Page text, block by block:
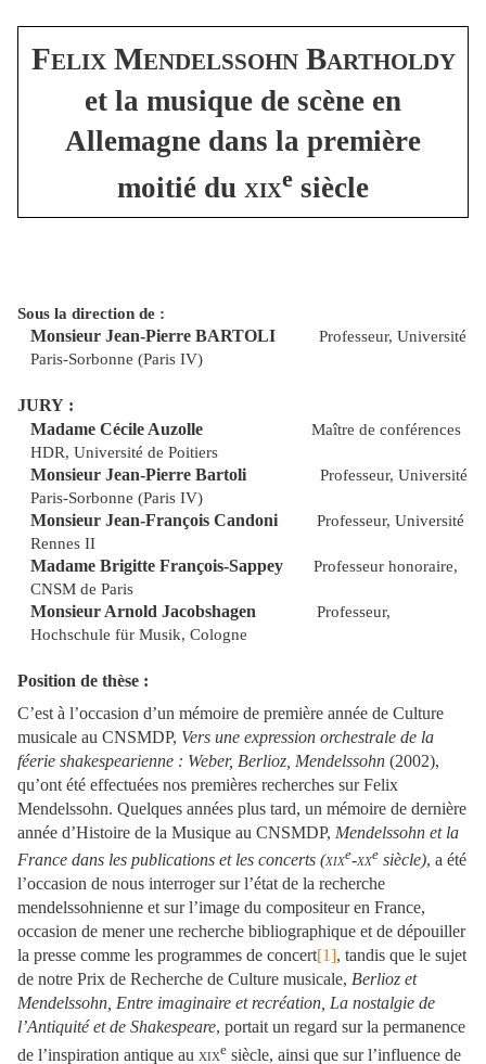
Felix Mendelssohn Bartholdy
et la musique de scène en
Allemagne dans la première
moitié du xixe siècle
Sous la direction de :
Monsieur Jean-Pierre BARTOLI
Professeur, Université
Paris-Sorbonne (Paris IV)
JURY :
Madame Cécile Auzolle
Maître de conférences
HDR, Université de Poitiers
Monsieur Jean-Pierre Bartoli
Professeur, Université
Paris-Sorbonne (Paris IV)
Monsieur Jean-François Candoni
Professeur, Université
Rennes II
Madame Brigitte François-Sappey
Professeur honoraire,
CNSM de Paris
Monsieur Arnold Jacobshagen
Professeur,
Hochschule für Musik, Cologne
Position de thèse :
C’est à l’occasion d’un mémoire de première année de Culture
musicale au CNSMDP, Vers une expression orchestrale de la
féerie shakespearienne : Weber, Berlioz, Mendelssohn (2002),
qu’ont été effectuées nos premières recherches sur Felix
Mendelssohn. Quelques années plus tard, un mémoire de dernière
année d’Histoire de la Musique au CNSMDP, Mendelssohn et la
France dans les publications et les concerts (xixe-xxe siècle), a été
l’occasion de nous interroger sur l’état de la recherche
mendelssohnienne et sur l’image du compositeur en France,
occasion de mener une recherche bibliographique et de dépouiller
la presse comme les programmes de concert[1], tandis que le sujet
de notre Prix de Recherche de Culture musicale, Berlioz et
Mendelssohn, Entre imaginaire et recréation, La nostalgie de
l’Antiquité et de Shakespeare, portait un regard sur la permanence
de l’inspiration antique au xixe siècle, ainsi que sur l’influence de